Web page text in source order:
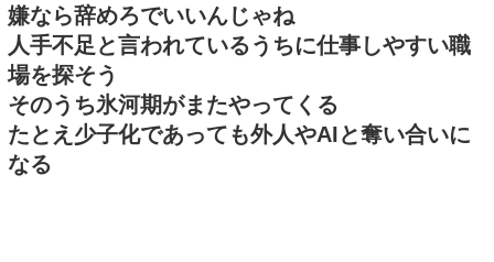
嫌なら辞めろでいいんじゃね
人手不足と言われているうちに仕事しやすい職
場を探そう
そのうち氷河期がまたやってくる
たとえ少子化であっても外人やAIと奪い合いに
なる